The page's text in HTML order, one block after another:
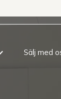
Sälj med